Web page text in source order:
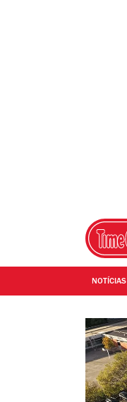
NOTÍCIAS